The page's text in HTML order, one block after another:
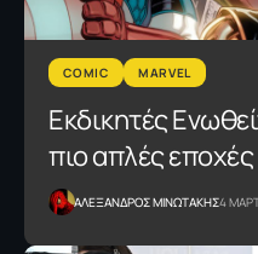
COMIC MARVEL
Εκδικητές
πιο απλές εποχές
ΑΛΕΞΑΝΔΡΟΣ ΜΙΝΩΤΑΚΗΣ4